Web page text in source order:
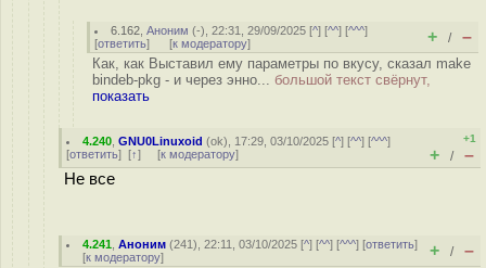
6.162 ,Аноним (-), 22:31, 29/09/2025 [^] [^^] [^^^]
[ответить] [к модератору] + / –
Как, как Выставил ему параметры по вкусу, сказал make
bindeb-pkg - и через энно... большой текст свёрнут,
показать
4.240 ,GNU0Linuxoid (ok), 17:29, 03/10/2025 [^] [^^] [^^^]
[ответить] [↑] [к модератору]
+1
+ / –
Не все
4.241 ,Аноним (241), 22:11, 03/10/2025 [^] [^^] [^^^] [ответить]
[к модератору] + / –